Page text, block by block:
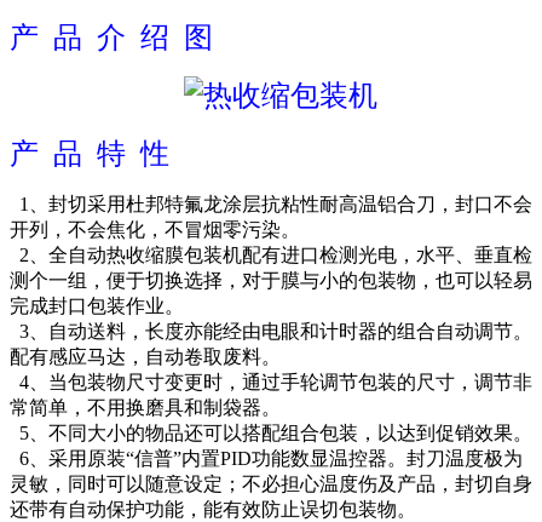
产 品 介 绍 图
产 品 特 性
1、封切采用杜邦特氟龙涂层抗粘性耐高温铝合刀，封口不会
开列，不会焦化，不冒烟零污染。
2、全自动热收缩膜包装机配有进口检测光电，水平、垂直检
测个一组，便于切换选择，对于膜与小的包装物，也可以轻易
完成封口包装作业。
3、自动送料，长度亦能经由电眼和计时器的组合自动调节。
配有感应马达，自动卷取废料。
4、当包装物尺寸变更时，通过手轮调节包装的尺寸，调节非
常简单，不用换磨具和制袋器。
5、不同大小的物品还可以搭配组合包装，以达到促销效果。
6、采用原装“信普”内置PID功能数显温控器。封刀温度极为
灵敏，同时可以随意设定；不必担心温度伤及产品，封切自身
还带有自动保护功能，能有效防止误切包装物。